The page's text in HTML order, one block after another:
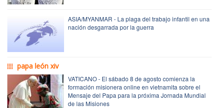
ASIA/MYANMAR - La plaga del trabajo infantil en una
nación desgarrada por la guerra
papa león xiv
VATICANO - El sábado 8 de agosto comienza la
formación misionera online en vietnamita sobre el
Mensaje del Papa para la próxima Jornada Mundial
de las Misiones